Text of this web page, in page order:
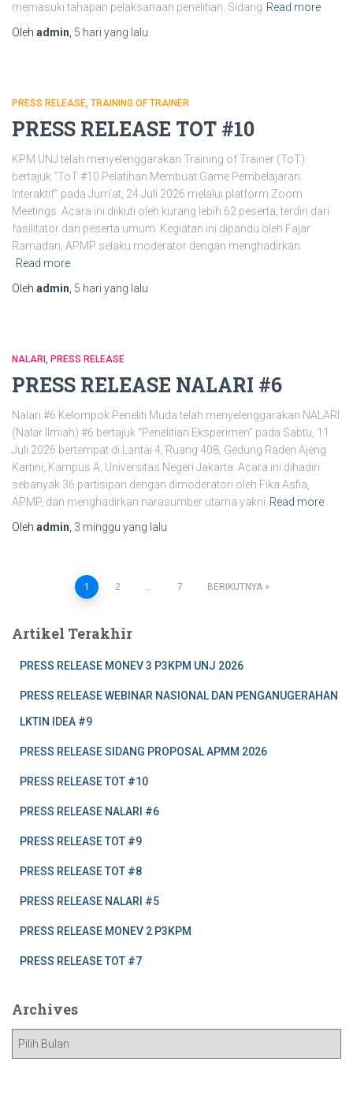
memasuki tahapan pelaksanaan penelitian. Sidang Read more
Oleh admin 5 hari yang lalu
PRESS RELEASE TRAINING OF TRAINER
PRESS RELEASE TOT #10
KPM UNJ telah menyelenggarakan Training of Trainer (ToT)
bertajuk “ToT #10 Pelatihan Membuat Game Pembelajaran
Interaktif” pada Jum’at, 24 Juli 2026 melalui platform Zoom
Meetings. Acara ini diikuti oleh kurang lebih 62 peserta, terdiri dari
fasilitator dan peserta umum. Kegiatan ini dipandu oleh Fajar
Ramadan, APMP selaku moderator dengan menghadirkan
Read more
Oleh admin 5 hari yang lalu
NALARI PRESS RELEASE
PRESS RELEASE NALARI #6
Nalari #6 Kelompok Peneliti Muda telah menyelenggarakan NALARI
(Nalar Ilmiah) #6 bertajuk “Penelitian Eksperimen” pada Sabtu, 11
Juli 2026 bertempat di Lantai 4, Ruang 408, Gedung Raden Ajeng
Kartini, Kampus A, Universitas Negeri Jakarta. Acara ini dihadiri
sebanyak 36 partisipan dengan dimoderatori oleh Fika Asfia,
APMP, dan menghadirkan narasumber utama yakni Read more
Oleh admin 3 minggu yang lalu
1 2 … 7 BERIKUTNYA
Artikel Terakhir
PRESS RELEASE MONEV 3 P3KPM UNJ 2026
PRESS RELEASE WEBINAR NASIONAL DAN PENGANUGERAHAN
LKTIN IDEA #9
PRESS RELEASE SIDANG PROPOSAL APMM 2026
PRESS RELEASE TOT #10
PRESS RELEASE NALARI #6
PRESS RELEASE TOT #9
PRESS RELEASE TOT #8
PRESS RELEASE NALARI #5
PRESS RELEASE MONEV 2 P3KPM
PRESS RELEASE TOT #7
Archives